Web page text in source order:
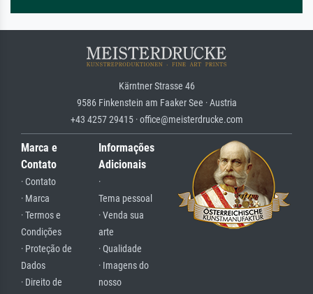
Kärntner Strasse 46
9586 Finkenstein am Faaker See · Austria
+43 4257 29415 · office@meisterdrucke.com
Marca e
Contato
· Contato
· Marca
· Termos e
Condições
· Proteção de
Dados
· Direito de
Informações
Adicionais
·
Tema pessoal
· Venda sua
arte
· Qualidade
· Imagens do
nosso